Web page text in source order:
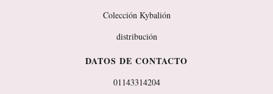
Colección Kybalión
distribución
DATOS DE CONTACTO
01143314204